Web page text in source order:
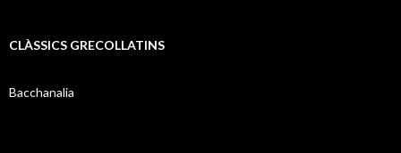
CLÀSSICS GRECOLLATINS
Bacchanalia